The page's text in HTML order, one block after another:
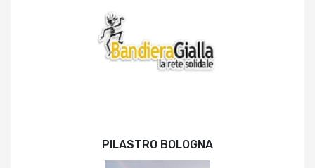
PILASTRO BOLOGNA